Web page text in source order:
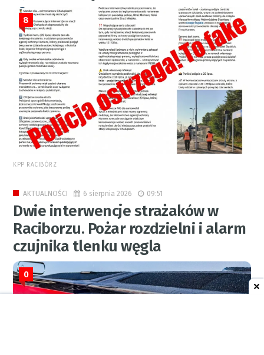
8
KPP RACIBÓRZ
AKTUALNOŚCI 6 sierpnia 2026 09:51
Dwie interwencje strażaków w
Raciborzu. Pożar rozdzielni i alarm
czujnika tlenku węgla
0